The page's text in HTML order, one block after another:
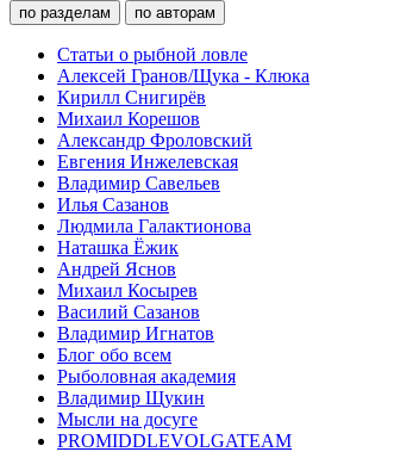
по разделам по авторам
Статьи о рыбной ловле
Алексей Гранов/Щука - Клюка
Кирилл Снигирёв
Михаил Корешов
Александр Фроловский
Евгения Инжелевская
Владимир Савельев
Илья Сазанов
Людмила Галактионова
Наташка Ёжик
Андрей Яснов
Михаил Косырев
Василий Сазанов
Владимир Игнатов
Блог обо всем
Рыболовная академия
Владимир Щукин
Мысли на досуге
PROMIDDLEVOLGATEAM